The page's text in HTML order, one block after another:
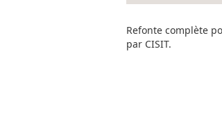
Refonte complète
par CISIT.